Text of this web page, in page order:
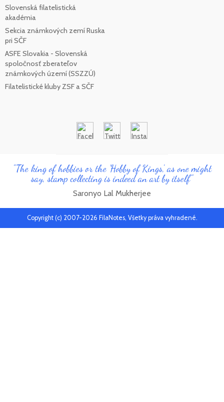
Slovenská filatelistická
akadémia
Sekcia známkových zemí Ruska
pri SČF
ASFE Slovakia - Slovenská
spoločnosť zberateľov
známkových území (SSZZÚ)
Filatelistické kluby ZSF a SČF
"The king of hobbies or the 'Hobby of Kings', as one might
say, stamp collecting is indeed an art by itself"
Saronyo Lal Mukherjee
Copyright (c) 2007-2026 FilaNotes, Všetky práva vyhradené.